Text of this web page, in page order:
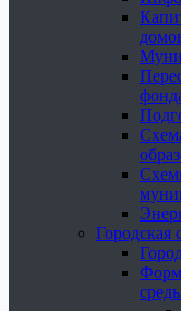
Городская